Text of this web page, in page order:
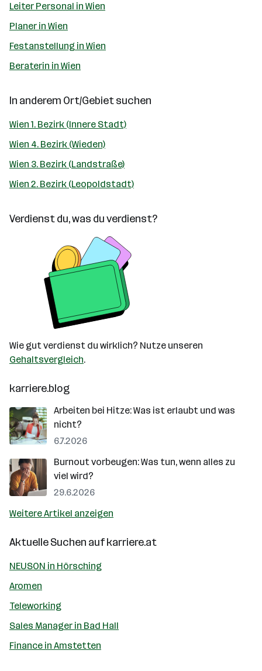
Leiter Personal in Wien
Planer in Wien
Festanstellung in Wien
Beraterin in Wien
In anderem Ort/Gebiet suchen
Wien 1. Bezirk (Innere Stadt)
Wien 4. Bezirk (Wieden)
Wien 3. Bezirk (Landstraße)
Wien 2. Bezirk (Leopoldstadt)
Verdienst du, was du verdienst?
Wie gut verdienst du wirklich? Nutze unseren
Gehaltsvergleich.
karriere.blog
Arbeiten bei Hitze: Was ist erlaubt und was
nicht?
6.7.2026
Burnout vorbeugen: Was tun, wenn alles zu
viel wird?
29.6.2026
Weitere Artikel anzeigen
Aktuelle Suchen aufkarriere.at
NEUSON in Hörsching
Aromen
Teleworking
Sales Manager in Bad Hall
Finance in Amstetten